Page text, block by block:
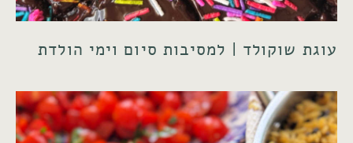
עוגת שוקולד | למסיבות סיום וימי הולדת